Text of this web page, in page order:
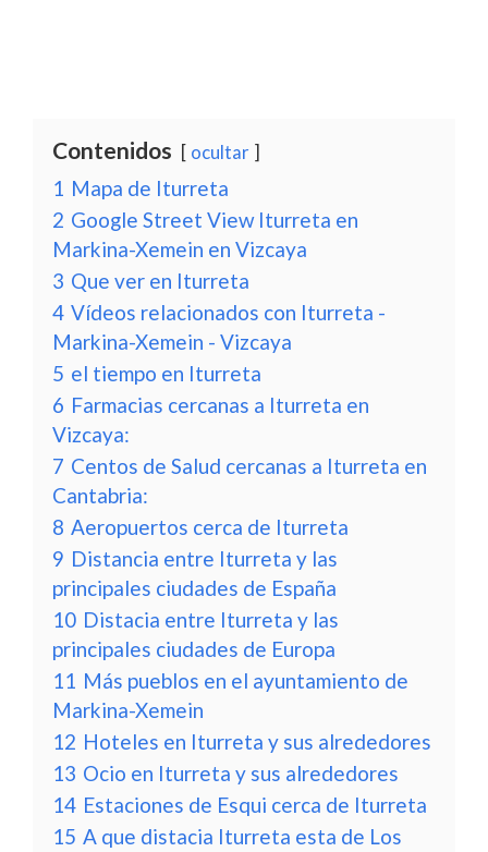
Contenidos ocultar
1 Mapa de Iturreta
2 Google Street View Iturreta en
Markina-Xemein en Vizcaya
3 Que ver en Iturreta
4 Vídeos relacionados con Iturreta -
Markina-Xemein - Vizcaya
5 el tiempo en Iturreta
6 Farmacias cercanas a Iturreta en
Vizcaya:
7 Centos de Salud cercanas a Iturreta en
Cantabria:
8 Aeropuertos cerca de Iturreta
9 Distancia entre Iturreta y las
principales ciudades de España
10 Distacia entre Iturreta y las
principales ciudades de Europa
11 Más pueblos en el ayuntamiento de
Markina-Xemein
12 Hoteles en Iturreta y sus alrededores
13 Ocio en Iturreta y sus alrededores
14 Estaciones de Esqui cerca de Iturreta
15 A que distacia Iturreta esta de Los